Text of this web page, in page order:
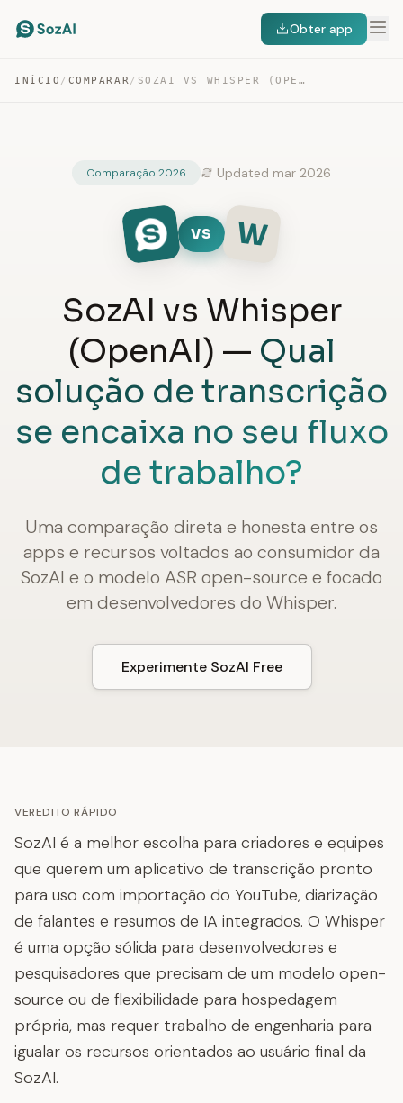
Obter app
INÍCIO / COMPARAR / SOZAI VS WHISPER (OPENAI)
Comparação 2026 Updated mar 2026
VS W
SozAI vs Whisper
(OpenAI) — Qual
solução de transcrição
se encaixa no seu fluxo
de trabalho?
Uma comparação direta e honesta entre os
apps e recursos voltados ao consumidor da
SozAI e o modelo ASR open-source e focado
em desenvolvedores do Whisper.
Experimente SozAI Free
VEREDITO RÁPIDO
SozAI é a melhor escolha para criadores e equipes
que querem um aplicativo de transcrição pronto
para uso com importação do YouTube, diarização
de falantes e resumos de IA integrados. O Whisper
é uma opção sólida para desenvolvedores e
pesquisadores que precisam de um modelo open-
source ou de flexibilidade para hospedagem
própria, mas requer trabalho de engenharia para
igualar os recursos orientados ao usuário final da
SozAI.